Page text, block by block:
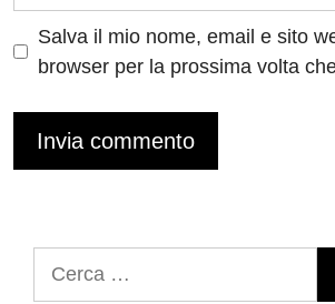
Salva il mio nome, email e sito
browser per la prossima volta